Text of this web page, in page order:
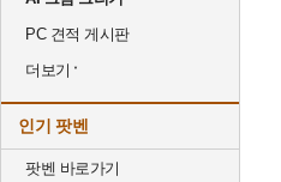
PC 견적 게시판
더보기
인기 팟벤
팟벤 바로가기